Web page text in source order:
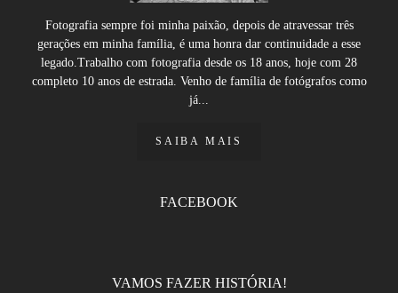
Fotografia sempre foi minha paixão, depois de atravessar três
gerações em minha família, é uma honra dar continuidade a esse
legado.Trabalho com fotografia desde os 18 anos, hoje com 28
completo 10 anos de estrada. Venho de família de fotógrafos como
já...
SAIBA MAIS
FACEBOOK
VAMOS FAZER HISTÓRIA!